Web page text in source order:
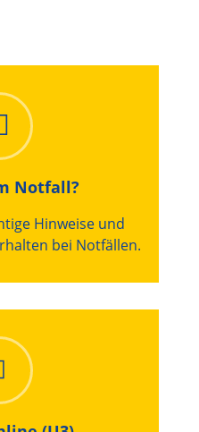
Notfall?
Hinweise und
bei Notfällen.